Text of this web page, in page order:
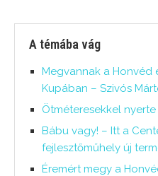
A témába vág
Megvannak a Honvéd
Kupában – Szivós
Ötméteresekkel
Bábu vagy! – Itt a
fejlesztőműhely új
Éremért megy a